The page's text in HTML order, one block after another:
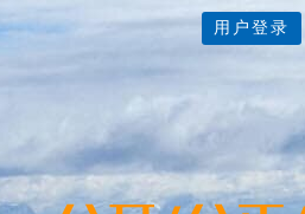
用户登录